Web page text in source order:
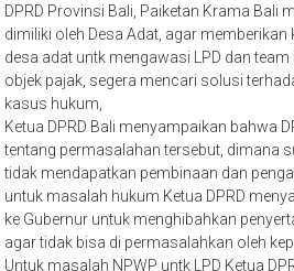
DPRD Provinsi Bali, Paiketan Krama Bali
dimiliki oleh Desa Adat, agar memberikan
desa adat untk mengawasi LPD dan team
objek pajak, segera mencari solusi
kasus hukum,
Ketua DPRD Bali menyampaikan bahwa
tentang permasalahan tersebut, dimana
tidak mendapatkan pembinaan dan
untuk masalah hukum Ketua DPRD
ke Gubernur untuk menghibahkan
agar tidak bisa di permasalahkan oleh
Untuk masalah NPWP untk LPD Ketua